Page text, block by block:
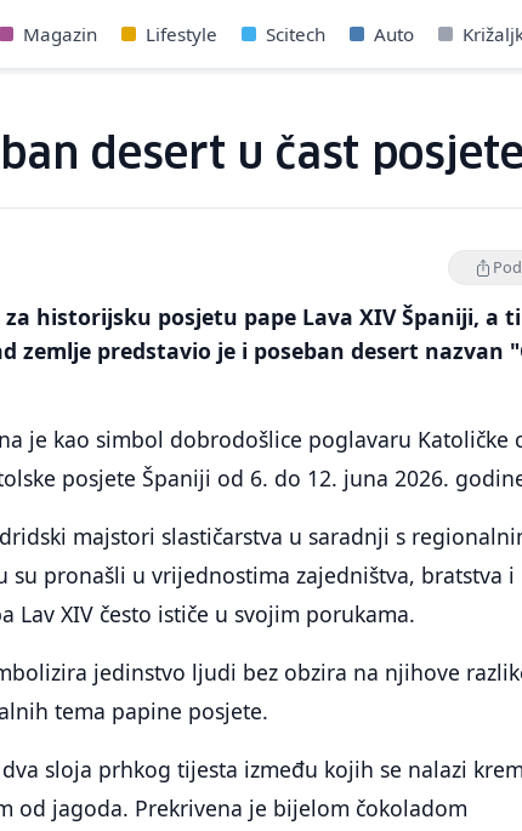
Magazin Lifestyle Scitech Auto
desert u čast
historijsku posjetu pape Lava XIV Španiji, a
zemlje predstavio je i poseban desert nazvan
je kao simbol dobrodošlice poglavaru Katoličke
posjete Španiji od 6. do 12. juna 2026.
majstori slastičarstva u saradnji s
su pronašli u vrijednostima zajedništva, bratstva i
Lav XIV često ističe u svojim porukama.
jedinstvo ljudi bez obzira na njihove
tema papine posjete.
sloja prhkog tijesta između kojih se nalazi
od jagoda. Prekrivena je bijelom čokoladom